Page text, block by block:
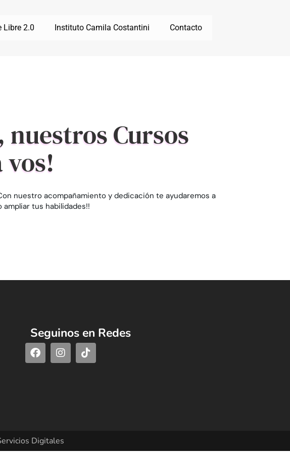
Libre 2.0 Instituto Camila Costantini Contacto
nuestros Cursos
vos!
nuestro acompañamiento y dedicación te ayudaremos a
tus habilidades!!
Seguinos en Redes
Digitales